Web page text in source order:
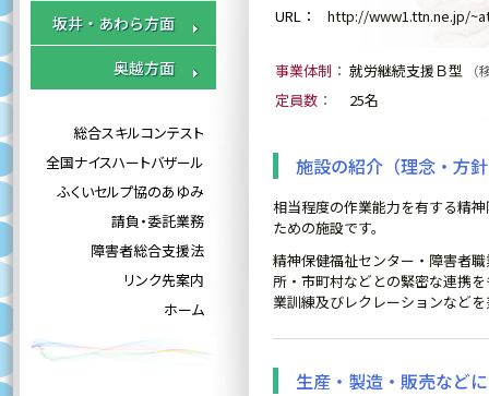
坂井・あわら方面
奥越方面
総合スキルコンテスト
全国ナイスハートバザール
ふくいセルプ協のあゆみ
請負・委託業務
障害者総合支援法
リンク先案内
ホーム
URL：
http://www1.ttn.ne.jp/
事業体制 ： 就労継続支援Ｂ型
定員数： 25名
施設の紹介（理念・方
相当程度の作業能力を有する精
ための施設です。
精神保健福祉センター・障害者
所・市町村などとの緊密な連携
業訓練及びレクレーションなど
生産・製造・販売など